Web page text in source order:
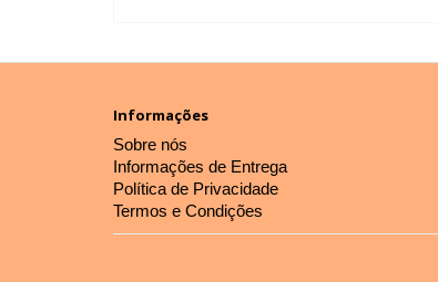
Informações
Sobre nós
Informações de Entrega
Política de Privacidade
Termos e Condições